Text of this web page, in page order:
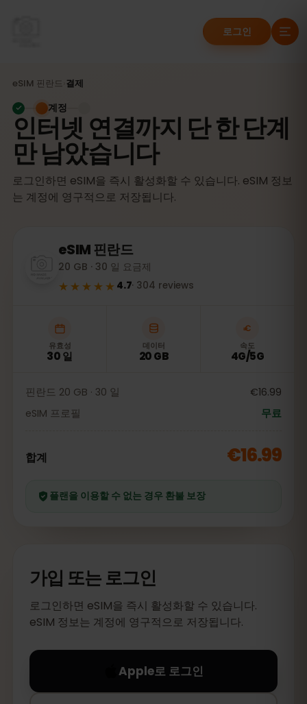
로그인
eSIM 핀란드 결제
인터넷 연결까지 단 한 단계
만 남았습니다
로그인하면 eSIM을 즉시 활성화할 수 있습니다. eSIM 정보
는 계정에 영구적으로 저장됩니다.
계정
eSIM 핀란드
20 GB · 30 일 요금제
★★★★★ 4.7· 304 reviews
유효성
30 일
데이터
20 GB
속도
4G/5G
핀란드 20 GB · 30 일
€16.99
eSIM 프로필
무료
합계 €16.99
플랜을 이용할 수 없는 경우 환불 보장
가입 또는 로그인
로그인하면 eSIM을 즉시 활성화할 수 있습니다.
eSIM 정보는 계정에 영구적으로 저장됩니다.
Apple로 로그인